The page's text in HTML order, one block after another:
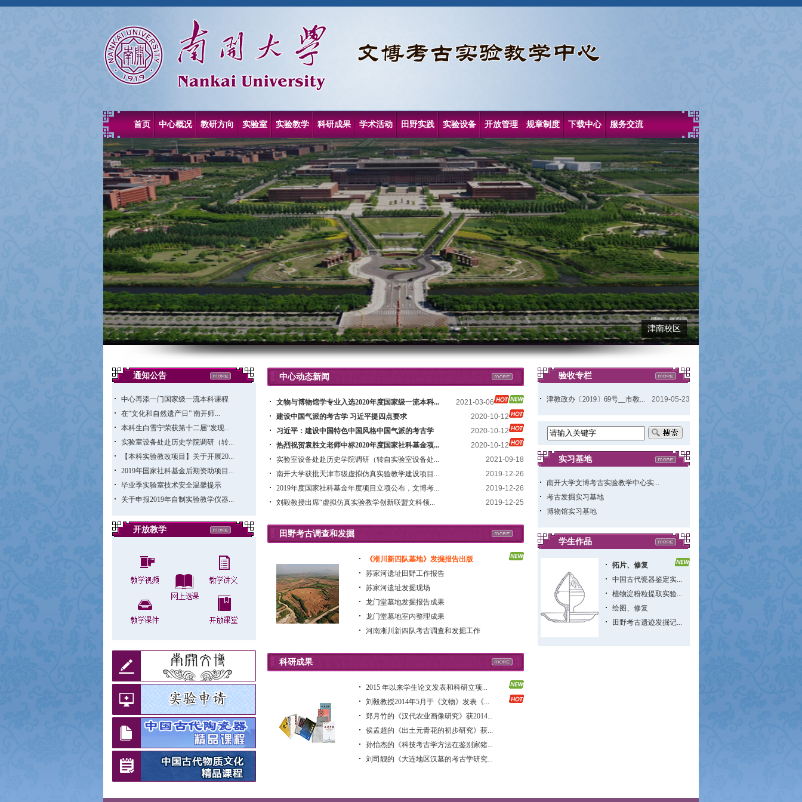
首页 中心概况 教研方向 实验室 实验教学 科研成果 学术活动 田野实践 实验设备 开放管理 规章制度 下载中心 服务交流
津南校区
通知公告
中心再添一门国家级一流本科课程
在“文化和自然遗产日” 南开师...
本科生白雪宁荣获第十二届“发现...
实验室设备处赴历史学院调研（转...
【本科实验教改项目】关于开展20...
2019年国家社科基金后期资助项目...
毕业季实验室技术安全温馨提示
关于申报2019年自制实验教学仪器...
开放教学
中心动态新闻
文物与博物馆学专业入选2020年度国家级一流本科...
2021-03-06
建设中国气派的考古学 习近平提四点要求
2020-10-12
习近平：建设中国特色中国风格中国气派的考古学
2020-10-12
热烈祝贺袁胜文老师中标2020年度国家社科基金项...
2020-10-12
实验室设备处赴历史学院调研（转自实验室设备处...
2021-09-18
南开大学获批天津市级虚拟仿真实验教学建设项目...
2019-12-26
2019年度国家社科基金年度项目立项公布，文博考...
2019-12-26
刘毅教授出席“虚拟仿真实验教学创新联盟文科领...
2019-12-25
田野考古调查和发掘
《淅川新四队墓地》发掘报告出版
苏家河遗址田野工作报告
苏家河遗址发掘现场
龙门堂墓地发掘报告成果
龙门堂墓地室内整理成果
河南淅川新四队考古调查和发掘工作
科研成果
2015 年以来学生论文发表和科研立项...
刘毅教授2014年5月于《文物》发表《...
郑月竹的《汉代农业画像研究》获2014...
侯孟超的《出土元青花的初步研究》获...
孙怡杰的《科技考古学方法在鉴别家猪...
刘司靓的《大连地区汉墓的考古学研究...
验收专栏
津教政办〔2019〕69号__市教... 2019-05-23
实习基地
南开大学文博考古实验教学中心实...
考古发掘实习基地
博物馆实习基地
学生作品
拓片、修复
中国古代瓷器鉴定实...
植物淀粉粒提取实验...
绘图、修复
田野考古遗迹发掘记...